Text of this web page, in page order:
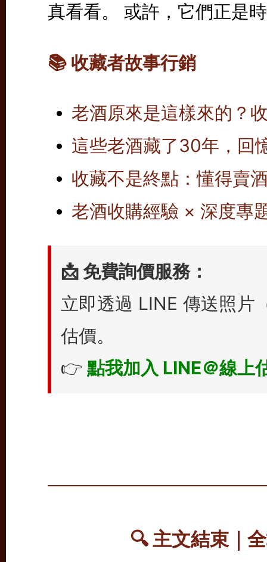
真看看。 或許，它們正是
📚 收藏者故事行銷
老酒原來是這樣來的？
這些老酒藏了30年，回
收藏不是終點：懂得賣
老酒收購經驗 × 深度專
📩 免費詢價服務：
立即透過 LINE 傳送照片
估價。
👉 點我加入 LINE＠線上
🔍主文結束｜